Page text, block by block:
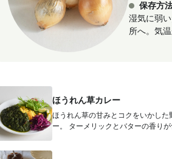
保存方
湿気に弱
所へ。気
ほうれん草カレー
ほうれん草の甘みとコクをいかした
ー。 ターメリックとバターの香り